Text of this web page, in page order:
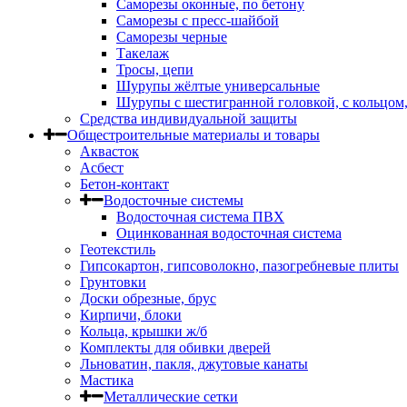
Саморезы оконные, по бетону
Саморезы с пресс-шайбой
Саморезы черные
Такелаж
Тросы, цепи
Шурупы жёлтые универсальные
Шурупы с шестигранной головкой, с
Средства индивидуальной защиты
Общестроительные материалы и товары
Аквасток
Асбест
Бетон-контакт
Водосточные системы
Водосточная система ПВХ
Оцинкованная водосточная система
Геотекстиль
Гипсокартон, гипсоволокно, пазогребневые плиты
Грунтовки
Доски обрезные, брус
Кирпичи, блоки
Кольца, крышки ж/б
Комплекты для обивки дверей
Льноватин, пакля, джутовые канаты
Мастика
Металлические сетки